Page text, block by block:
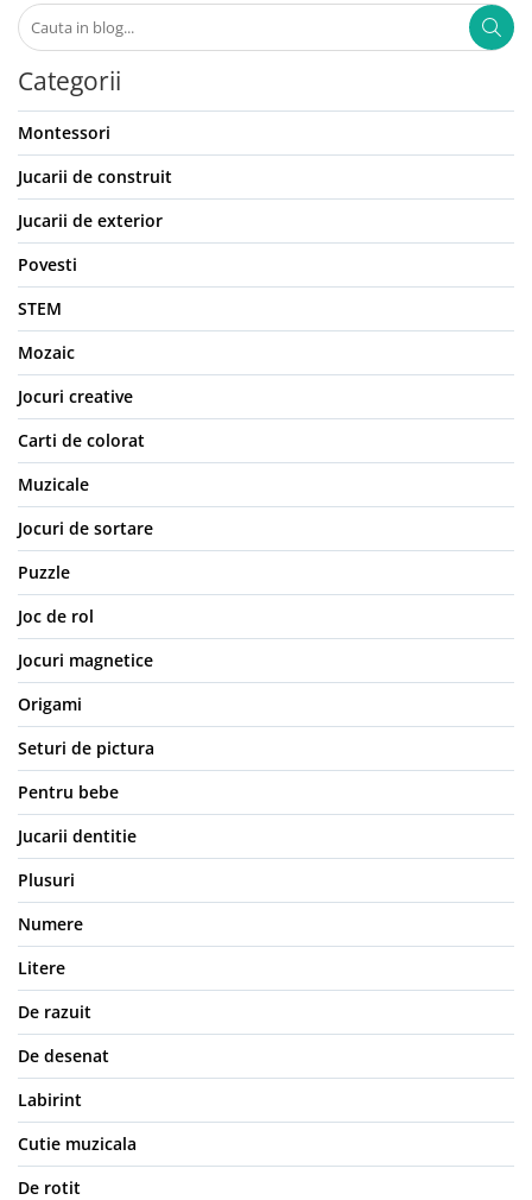
Categorii
Montessori
Jucarii de construit
Jucarii de exterior
Povesti
STEM
Mozaic
Jocuri creative
Carti de colorat
Muzicale
Jocuri de sortare
Puzzle
Joc de rol
Jocuri magnetice
Origami
Seturi de pictura
Pentru bebe
Jucarii dentitie
Plusuri
Numere
Litere
De razuit
De desenat
Labirint
Cutie muzicala
De rotit